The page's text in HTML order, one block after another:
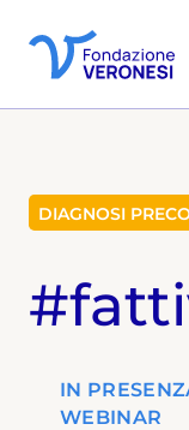
DIAGNOSI
IN
WEBINAR